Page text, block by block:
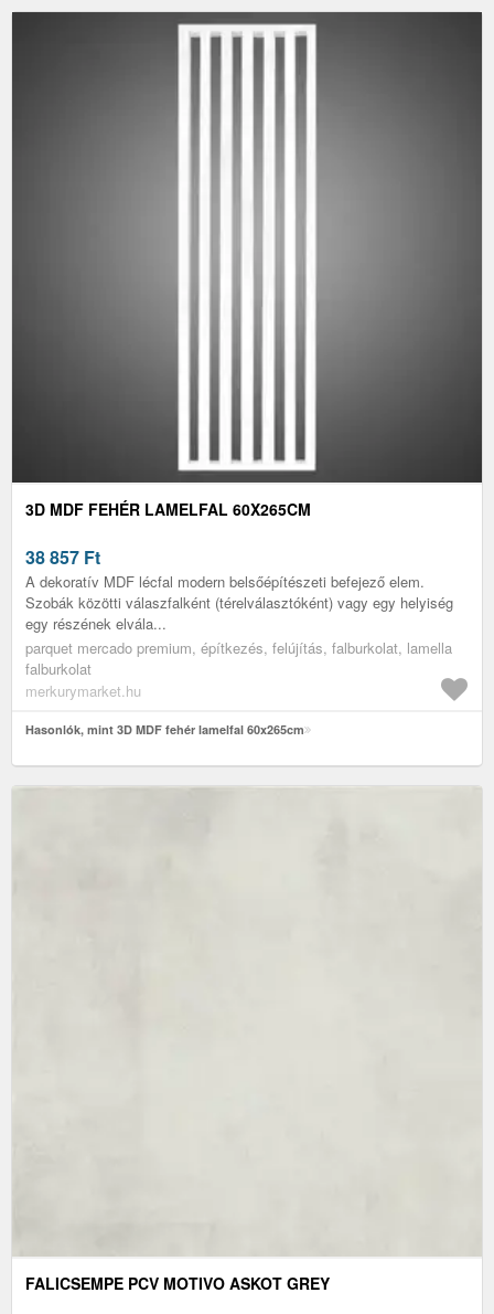
3D MDF FEHÉR LAMELFAL 60X265CM
38 857 Ft
A dekoratív MDF lécfal modern belsőépítészeti befejező elem.
Szobák közötti válaszfalként (térelválasztóként) vagy egy helyiség
egy részének elvála...
parquet mercado premium, építkezés, felújítás, falburkolat, lamella
falburkolat
merkurymarket.hu
Hasonlók, mint 3D MDF fehér lamelfal 60x265cm
FALICSEMPE PCV MOTIVO ASKOT GREY